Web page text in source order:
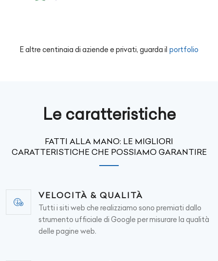
E altre centinaia di aziende e privati, guarda il portfolio
Le caratteristiche
FATTI ALLA MANO: LE MIGLIORI
CARATTERISTICHE CHE POSSIAMO GARANTIRE
VELOCITÀ & QUALITÀ
Tutti i siti web che realizziamo sono premiati dallo
strumento ufficiale di Google per misurare la qualità
delle pagine web.